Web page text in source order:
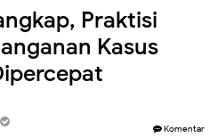
Praktisi
Kasus
Komentar